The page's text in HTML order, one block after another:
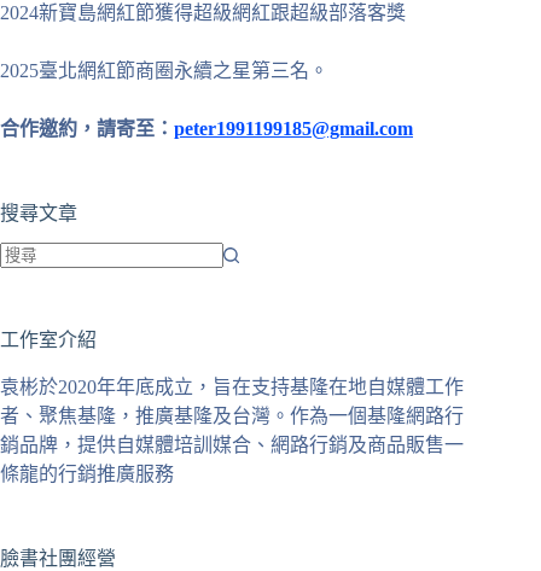
2024新寶島網紅節獲得超級網紅跟超級部落客獎
2025臺北網紅節商圈永續之星第三名。
合作邀約，請寄至： peter1991199185@gmail.com
搜尋文章
到
合
條
件
的
果
工作室介紹
袁彬於2020年年底成立，旨在支持基隆在地自媒體工作
者、聚焦基隆，推廣基隆及台灣。作為一個基隆網路行
銷品牌，提供自媒體培訓媒合、網路行銷及商品販售一
條龍的行銷推廣服務
臉書社團經營